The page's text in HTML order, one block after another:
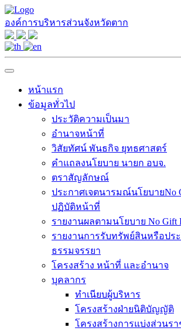
องค์การบริหารส่วนจังหวัดตาก
หน้าแรก
ข้อมูลทั่วไป
ประวัติความเป็นมา
อำนาจหน้าที่
วิสัยทัศน์ พันธกิจ ยุทธศาสตร์
คำแถลงนโยบาย นายก อบจ.
ตราสัญลักษณ์
ประกาศเจตนารมณ์นโยบายNo
ปฏิบัติหน้าที่
รายงานผลตามนโยบาย No Gift
รายงานการรับทรัพย์สินหรือปร
ธรรมจรรยา
โครงสร้าง หน้าที่ และอำนาจ
บุคลากร
ทำเนียบผู้บริหาร
โครงสร้างฝ่ายนิติบัญญัติ
โครงสร้างการแบ่งส่วนรา